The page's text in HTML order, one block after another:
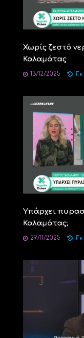
Χωρίς ζεστό
Καλαμάτας
13/12/2025
Υπάρχει
Καλαμάτας;
29/11/2025